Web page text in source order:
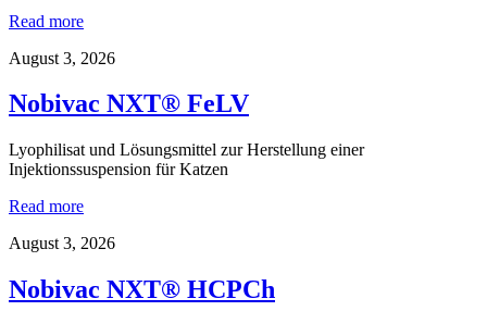
Read more
August 3, 2026
Nobivac NXT® FeLV
Lyophilisat und Lösungsmittel zur Herstellung einer
Injektionssuspension für Katzen
Read more
August 3, 2026
Nobivac NXT® HCPCh